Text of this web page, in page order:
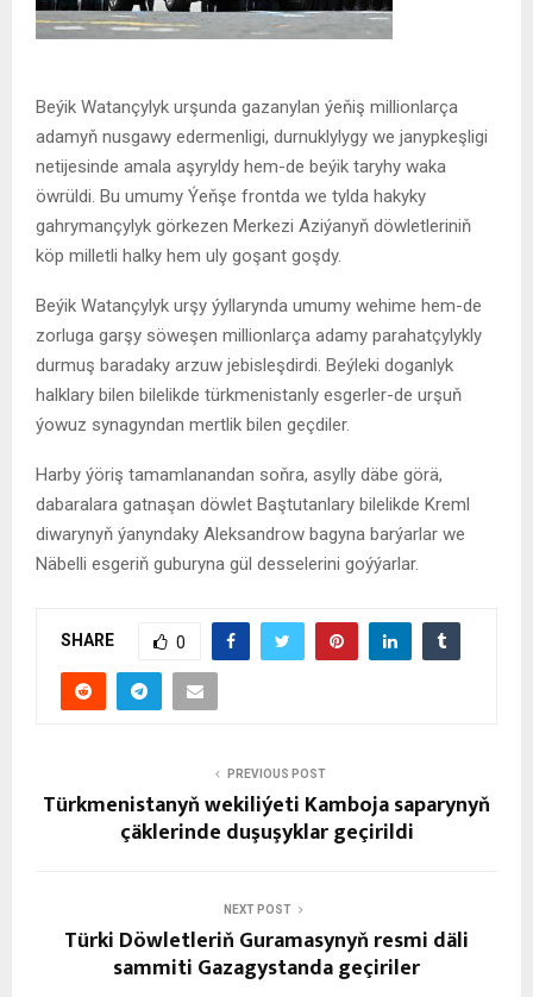
Beýik Watançylyk urşunda gazanylan ýeňiş millionlarça
adamyň nusgawy edermenligi, durnuklylygy we janypkeşligi
netijesinde amala aşyryldy hem-de beýik taryhy waka
öwrüldi. Bu umumy Ýeňşe frontda we tylda hakyky
gahrymançylyk görkezen Merkezi Aziýanyň döwletleriniň
köp milletli halky hem uly goşant goşdy.
Beýik Watançylyk urşy ýyllarynda umumy wehime hem-de
zorluga garşy söweşen millionlarça adamy parahatçylykly
durmuş baradaky arzuw jebisleşdirdi. Beýleki doganlyk
halklary bilen bilelikde türkmenistanly esgerler-de urşuň
ýowuz synagyndan mertlik bilen geçdiler.
Harby ýöriş tamamlanandan soňra, asylly däbe görä,
dabaralara gatnaşan döwlet Baştutanlary bilelikde Kreml
diwarynyň ýanyndaky Aleksandrow bagyna barýarlar we
Näbelli esgeriň guburyna gül desselerini goýýarlar.
SHARE 0
PREVIOUS POST
Türkmenistanyň wekiliýeti Kamboja saparynyň
çäklerinde duşuşyklar geçirildi
NEXT POST
Türki Döwletleriň Guramasynyň resmi däli
sammiti Gazagystanda geçiriler